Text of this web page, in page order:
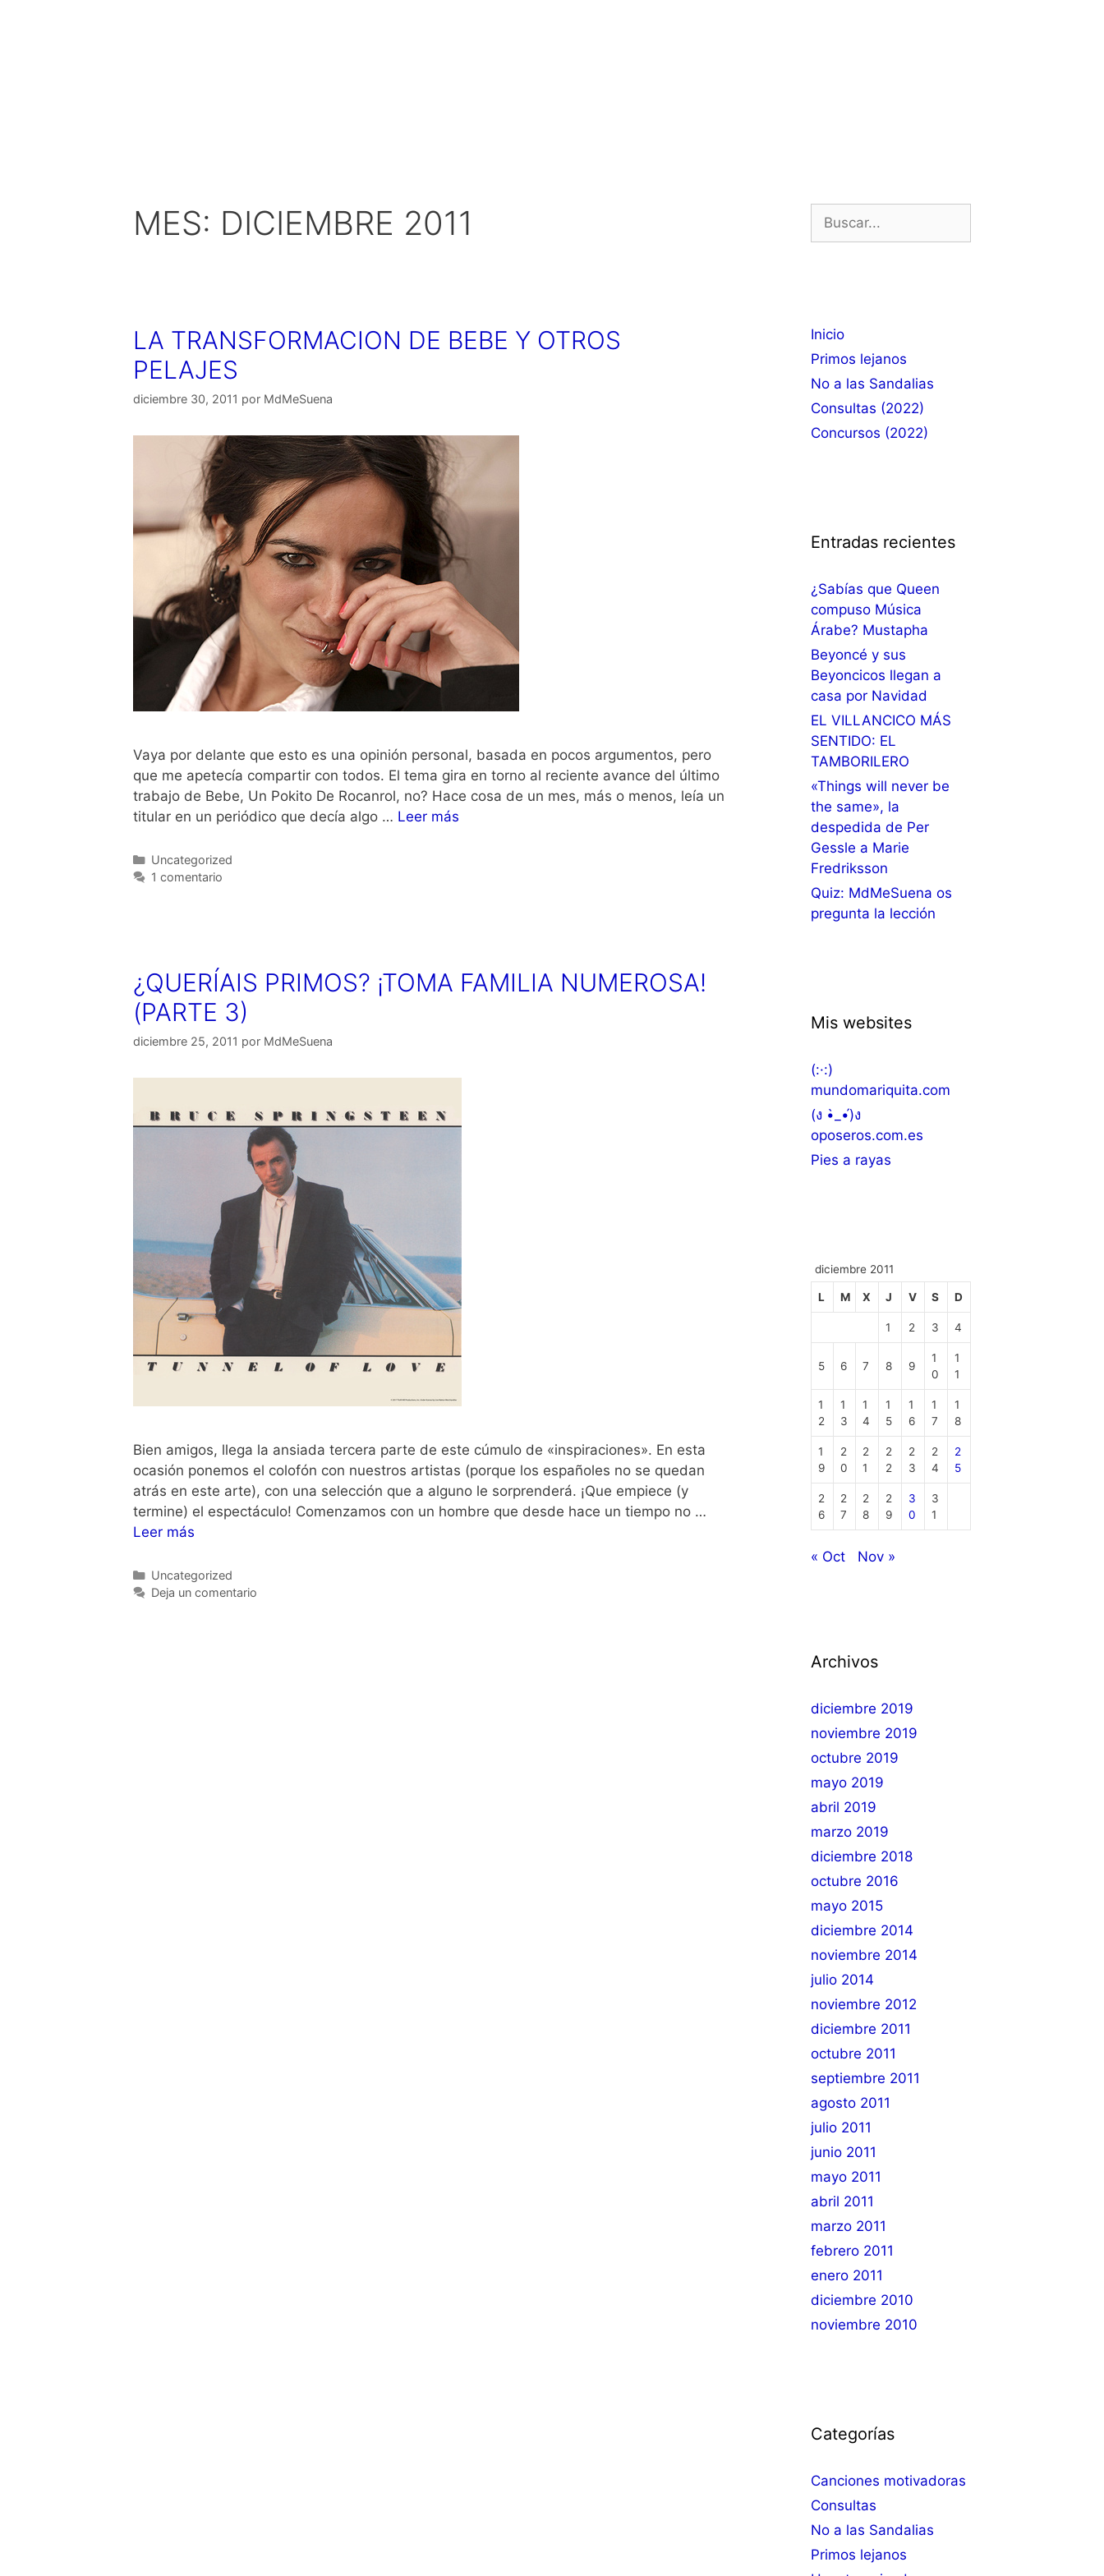
MES: DICIEMBRE 2011
LA TRANSFORMACION DE BEBE Y OTROS
PELAJES
diciembre 30, 2011 por MdMeSuena
Vaya por delante que esto es una opinión personal, basada en pocos argumentos, pero
que me apetecía compartir con todos. El tema gira en torno al reciente avance del último
trabajo de Bebe, Un Pokito De Rocanrol, no? Hace cosa de un mes, más o menos, leía un
titular en un periódico que decía algo … Leer más
Categorías
Uncategorized
1 comentario
¿QUERÍAIS PRIMOS? ¡TOMA FAMILIA NUMEROSA!
(PARTE 3)
diciembre 25, 2011 por MdMeSuena
Bien amigos, llega la ansiada tercera parte de este cúmulo de «inspiraciones». En esta
ocasión ponemos el colofón con nuestros artistas (porque los españoles no se quedan
atrás en este arte), con una selección que a alguno le sorprenderá. ¡Que empiece (y
termine) el espectáculo! Comenzamos con un hombre que desde hace un tiempo no …
Leer más
Categorías
Uncategorized
Deja un comentario
Inicio
Primos lejanos
No a las Sandalias
Consultas (2022)
Concursos (2022)
Entradas recientes
¿Sabías que Queen
compuso Música
Árabe? Mustapha
Beyoncé y sus
Beyoncicos llegan a
casa por Navidad
EL VILLANCICO MÁS
SENTIDO: EL
TAMBORILERO
«Things will never be
the same», la
despedida de Per
Gessle a Marie
Fredriksson
Quiz: MdMeSuena os
pregunta la lección
Mis websites
(:·:)
mundomariquita.com
(ง •̀_•́)ง
oposeros.com.es
Pies a rayas
diciembre 2011
L M X J V S D
1 2 3 4
5 6 7 8 9
1
0
1
1
1
2
1
3
1
4
1
5
1
6
1
7
1
8
1
9
2
0
2
1
2
2
2
3
2
4
2
5
2
6
2
7
2
8
2
9
3
0
3
1
« Oct Nov »
Archivos
diciembre 2019
noviembre 2019
octubre 2019
mayo 2019
abril 2019
marzo 2019
diciembre 2018
octubre 2016
mayo 2015
diciembre 2014
noviembre 2014
julio 2014
noviembre 2012
diciembre 2011
octubre 2011
septiembre 2011
agosto 2011
julio 2011
junio 2011
mayo 2011
abril 2011
marzo 2011
febrero 2011
enero 2011
diciembre 2010
noviembre 2010
Categorías
Canciones motivadoras
Consultas
No a las Sandalias
Primos lejanos